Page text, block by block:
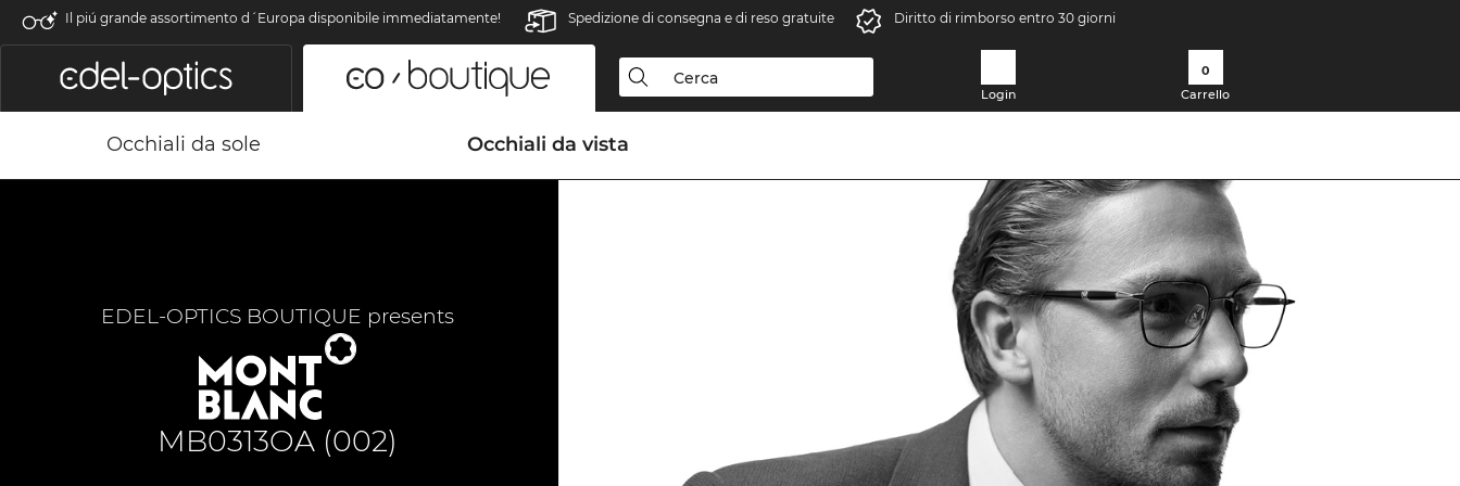
Il piú grande assortimento d´Europa disponibile immediatamente! Spedizione di consegna e di reso gratuite Diritto di rimborso entro 30 giorni
Login
0
Carrello
Occhiali da sole Occhiali da vista
MB0313OA (002)
EDEL-OPTICS BOUTIQUE presents